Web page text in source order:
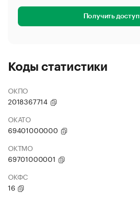
Получить доступ
Коды статистики
ОКПО
2018367714
ОКАТО
69401000000
ОКТМО
69701000001
ОКФС
16